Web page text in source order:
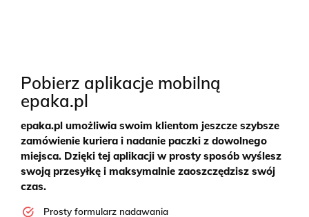
Pobierz aplikacje mobilną
epaka.pl
epaka.pl umożliwia swoim klientom jeszcze szybsze
zamówienie kuriera i nadanie paczki z dowolnego
miejsca. Dzięki tej aplikacji w prosty sposób wyślesz
swoją przesyłkę i maksymalnie zaoszczędzisz swój
czas.
Prosty formularz nadawania